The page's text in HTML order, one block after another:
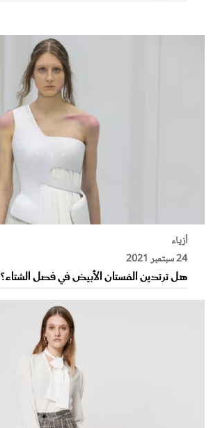
أزياء
24 سبتمبر 2021
هل ترتدين الفستان الأبيض في فصل الشتاء؟